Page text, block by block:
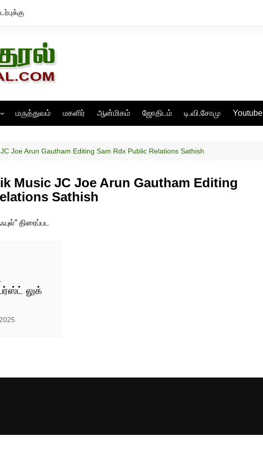
மருத்துவம் மகளிர் ஆன்மிகம் ஜோதிடம் டி.வி.சோமு Youtube
Joe Arun Gautham Editing Sam Rdx Public Relations Sathish
Music JC Joe Arun Gautham Editing
Sathish
லுக்